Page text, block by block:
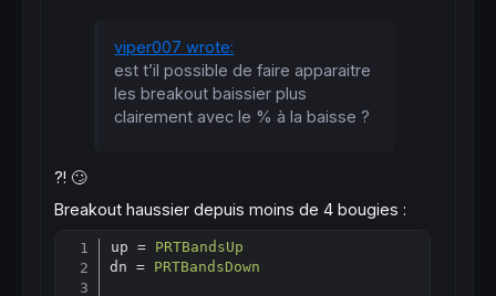
viper007 wrote:
est t’il possible de faire apparaitre
les breakout baissier plus
clairement avec le % à la baisse ?
?! 🙄
Breakout haussier depuis moins de 4 bougies :
up = PRTBandsUp
dn = PRTBandsDown